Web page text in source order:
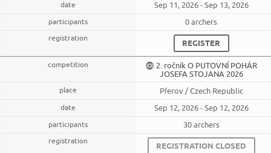
Sep 11, 2026 - Sep 13, 2026
0 archers
REGISTER
2. ročník O PUTOVNÍ POHÁR
JOSEFA STOJANA 2026
Přerov / Czech Republic
Sep 12, 2026 - Sep 12, 2026
30 archers
REGISTRATION CLOSED